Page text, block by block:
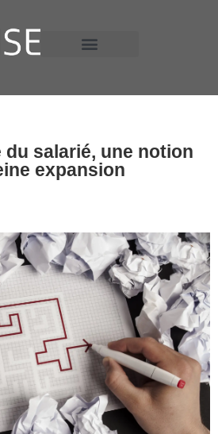
du salarié, une notion
expansion